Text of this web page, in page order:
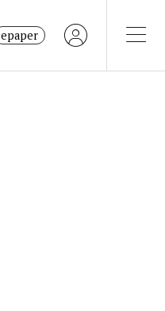
epaper